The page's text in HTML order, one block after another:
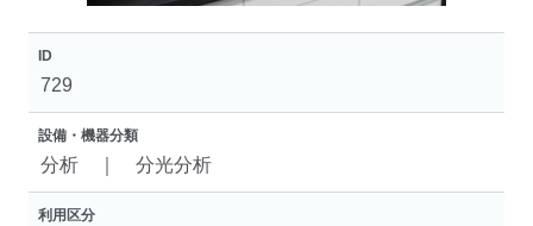
ID
729
設備・機器分類
分析 ｜ 分光分析
利用区分